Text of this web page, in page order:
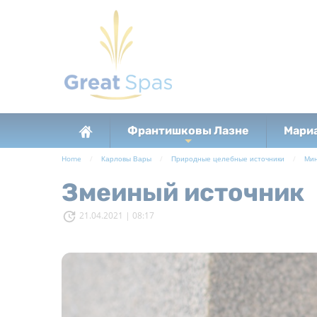
+
Франтишковы Лазне
Home Карловы Вары Природные целебные источники
Змеиный источник
21.04.2021 | 08:17